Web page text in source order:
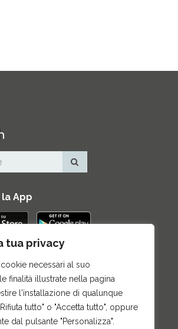
tua privacy
necessari al suo
finalità illustrate nella pagina
l'installazione di qualunque
tutto" o "Accetta tutto", oppure
dal pulsante "Personalizza".
App
|Privacy e note legali
|Cookie policy